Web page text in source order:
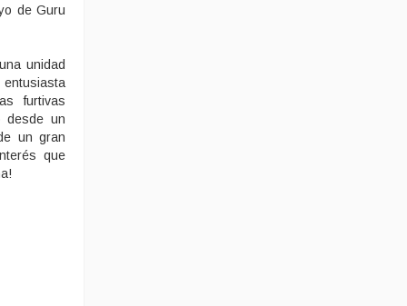
de Guru
unidad
furtivas
desde un
un gran
que